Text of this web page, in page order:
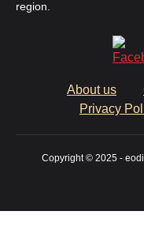
region.
About us
Privacy
Copyright © 2025 -